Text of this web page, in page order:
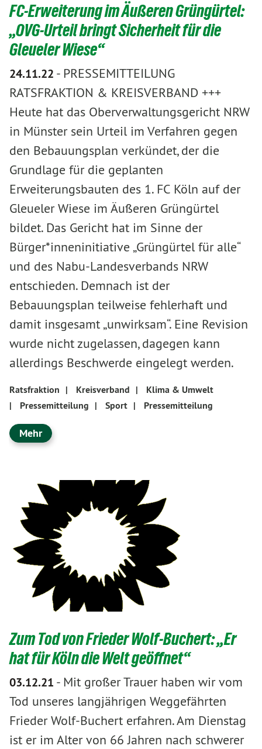
FC-Erweiterung im Äußeren Grüngürtel:
„OVG-Urteil bringt Sicherheit für die
Gleueler Wiese“
24.11.22 - PRESSEMITTEILUNG
RATSFRAKTION & KREISVERBAND +++
Heute hat das Oberverwaltungsgericht NRW
in Münster sein Urteil im Verfahren gegen
den Bebauungsplan verkündet, der die
Grundlage für die geplanten
Erweiterungsbauten des 1. FC Köln auf der
Gleueler Wiese im Äußeren Grüngürtel
bildet. Das Gericht hat im Sinne der
Bürger*inneninitiative „Grüngürtel für alle“
und des Nabu-Landesverbands NRW
entschieden. Demnach ist der
Bebauungsplan teilweise fehlerhaft und
damit insgesamt „unwirksam“. Eine Revision
wurde nicht zugelassen, dagegen kann
allerdings Beschwerde eingelegt werden.
Ratsfraktion | Kreisverband |
Klima & Umwelt
|
Pressemitteilung | Sport | Pressemitteilung
Mehr
​​​​​​​Zum Tod von Frieder Wolf-Buchert: „Er
hat für Köln die Welt geöffnet“
03.12.21 - Mit großer Trauer haben wir vom
Tod unseres langjährigen Weggefährten
Frieder Wolf-Buchert erfahren. Am Dienstag
ist er im Alter von 66 Jahren nach schwerer